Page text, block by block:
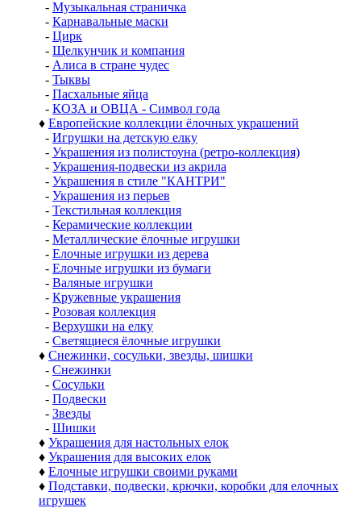
- Музыкальная страничка
- Карнавальные маски
- Цирк
- Щелкунчик и компания
- Алиса в стране чудес
- Тыквы
- Пасхальные яйца
- КОЗА и ОВЦА - Символ года
♦ Европейские коллекции ёлочных украшений
- Игрушки на детскую елку
- Украшения из полистоуна (ретро-коллекция)
- Украшения-подвески из акрила
- Украшения в стиле "КАНТРИ"
- Украшения из перьев
- Текстильная коллекция
- Керамические коллекции
- Металлические ёлочные игрушки
- Елочные игрушки из дерева
- Елочные игрушки из бумаги
- Валяные игрушки
- Кружевные украшения
- Розовая коллекция
- Верхушки на елку
- Светящиеся ёлочные игрушки
♦ Снежинки, сосульки, звезды, шишки
- Снежинки
- Сосульки
- Подвески
- Звезды
- Шишки
♦ Украшения для настольных елок
♦ Украшения для высоких елок
♦ Елочные игрушки своими руками
♦ Подставки, подвески, крючки, коробки для елочных
игрушек